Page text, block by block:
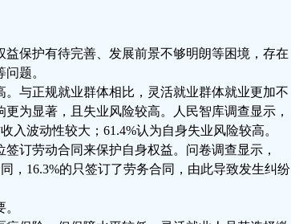
保护有待完善、发展前景不够明朗等困境，存在
题。
与正规就业群体相比，灵活就业群体就业更加不
为显著，且失业风险较高。人民智库调查显示，
入波动性较大；61.4%认为自身失业风险较高。
订劳动合同来保护自身权益。问卷调查显示，
，16.3%的只签订了劳务合同，由此导致发生纠纷